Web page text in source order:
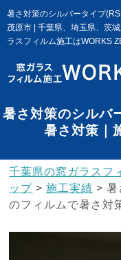
暑さ対策のシルバータイプ
茂原市 | 千葉県、埼玉県、茨
ラスフィルム施工はWORKS
暑さ対策のシルバ
暑さ対策｜
千葉県の窓ガラスフ
ップ >施工実績 >暑
のフィルムで暑さ対